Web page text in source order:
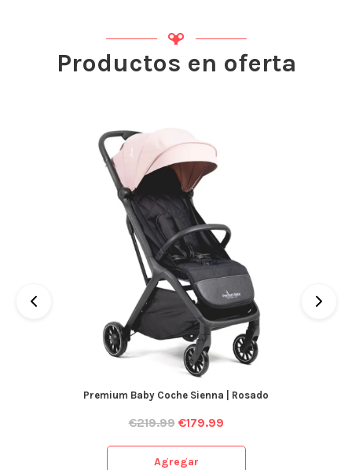
Productos en oferta
Premium Baby Coche Sienna | Rosado
€219.99 €179.99
Agregar